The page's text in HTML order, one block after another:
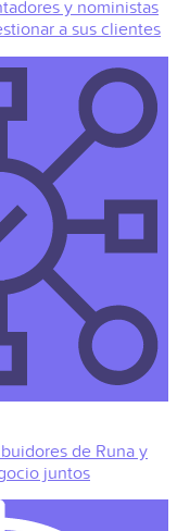
y noministas
a sus clientes
de Runa y
juntos